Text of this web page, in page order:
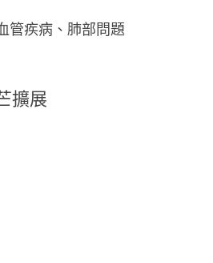
管疾病、肺部問題
擴展